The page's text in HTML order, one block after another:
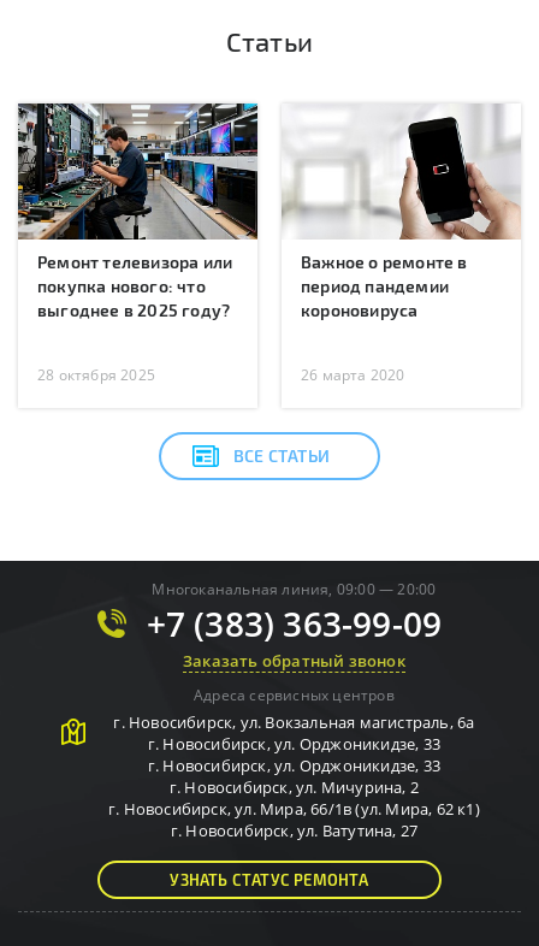
Статьи
Ремонт телевизора или
покупка нового: что
выгоднее в 2025 году?
28 октября 2025
Важное о ремонте в
период пандемии
короновируса
26 марта 2020
ВСЕ СТАТЬИ
Многоканальная линия, 09:00 — 20:00
+7 (383) 363-99-09
Заказать обратный звонок
Адреса сервисных центров
г. Новосибирск, ул. Вокзальная магистраль, 6а
г. Новосибирск,ул. Орджоникидзе, 33
г. Новосибирск,ул. Орджоникидзе, 33
г. Новосибирск,ул. Мичурина, 2
г. Новосибирск,ул. Мира, 66/1в (ул. Мира, 62 к1)
г. Новосибирск,ул. Ватутина, 27
УЗНАТЬ СТАТУС РЕМОНТА